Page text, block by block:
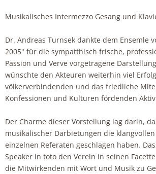
Musikalisches Intermezzo Gesang und
Dr. Andreas Turnsek dankte dem Ensemle
2005" für die sympatthisch frische,
Passion und Verve vorgetragene
wünschte den Akteuren weiterhin viel
völkerverbindenden und das friedliche
Konfessionen und Kulturen fördenden
Der Charme dieser Vorstellung lag darin,
musikalischer Darbietungen die
einzelnen Referaten geschlagen haben.
Speaker in toto den Verein in seinen
die Mitwirkenden mit Wort und Musik zu